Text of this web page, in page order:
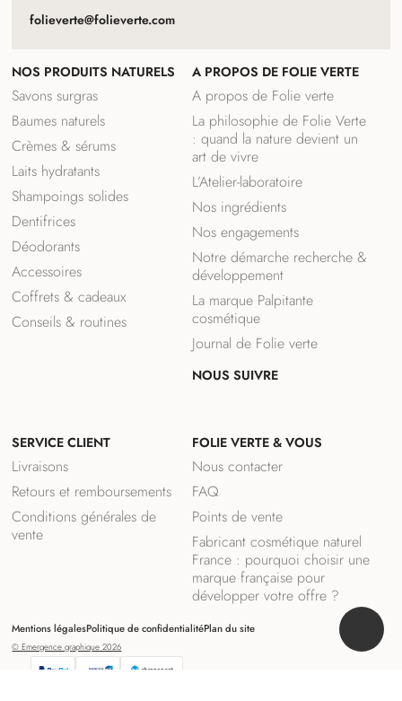
NOS PRODUITS NATURELS
Savons surgras
Baumes naturels
Crèmes & sérums
Laits hydratants
Shampoings solides
Dentifrices
Déodorants
Accessoires
Coffrets & cadeaux
Conseils & routines
A PROPOS DE FOLIE VERTE
A propos de Folie verte
La philosophie de Folie Verte
: quand la nature devient un
art de vivre
L’Atelier-laboratoire
Nos ingrédients
Nos engagements
Notre démarche recherche &
développement
La marque Palpitante
cosmétique
Journal de Folie verte
NOUS SUIVRE
c
e
o
o
k
(
s
’
o
u
s
r
a
m
(
s
’
o
SERVICE CLIENT
Livraisons
Retours et remboursements
Conditions générales de
vente
FOLIE VERTE & VOUS
Nous contacter
FAQ
Points de vente
Fabricant cosmétique naturel
France : pourquoi choisir une
marque française pour
développer votre offre ?
folieverte@folieverte.com
Mentions légalesPolitique de confidentialitéPlan du site
© Emergence graphique 2026